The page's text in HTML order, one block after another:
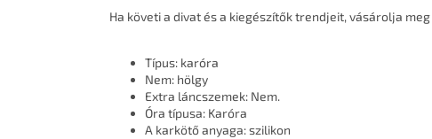
Ha követi a divat és a kiegészítők trendjeit, vásárolja meg
Típus: karóra
Nem: hölgy
Extra láncszemek: Nem.
Óra típusa: Karóra
A karkötő anyaga: szilikon